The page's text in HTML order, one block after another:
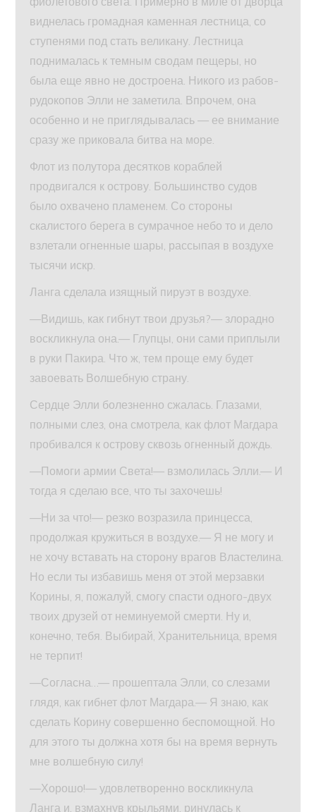
виднелась громадная каменная лестница, со
ступенями под стать великану. Лестница
поднималась к темным сводам пещеры, но
была еще явно не достроена. Никого из рабов-
рудокопов Элли не заметила. Впрочем, она
особенно и не приглядывалась — ее внимание
сразу же приковала битва на море.
Флот из полутора десятков кораблей
продвигался к острову. Большинство судов
было охвачено пламенем. Со стороны
скалистого берега в сумрачное небо то и дело
взлетали огненные шары, рассыпая в воздухе
тысячи искр.
Ланга сделала изящный пируэт в воздухе.
—Видишь, как гибнут твои друзья?— злорадно
воскликнула она.— Глупцы, они сами приплыли
в руки Пакира. Что ж, тем проще ему будет
завоевать Волшебную страну.
Сердце Элли болезненно сжалась. Глазами,
полными слез, она смотрела, как флот Магдара
пробивался к острову сквозь огненный дождь.
—Помоги армии Света!— взмолилась Элли.— И
тогда я сделаю все, что ты захочешь!
—Ни за что!— резко возразила принцесса,
продолжая кружиться в воздухе.— Я не могу и
не хочу вставать на сторону врагов Властелина.
Но если ты избавишь меня от этой мерзавки
Корины, я, пожалуй, смогу спасти одного-двух
твоих друзей от неминуемой смерти. Ну и,
конечно, тебя. Выбирай, Хранительница, время
не терпит!
—Согласна…— прошептала Элли, со слезами
глядя, как гибнет флот Магдара.— Я знаю, как
сделать Корину совершенно беспомощной. Но
для этого ты должна хотя бы на время вернуть
мне волшебную силу!
—Хорошо!— удовлетворенно воскликнула
Ланга и, взмахнув крыльями, ринулась к